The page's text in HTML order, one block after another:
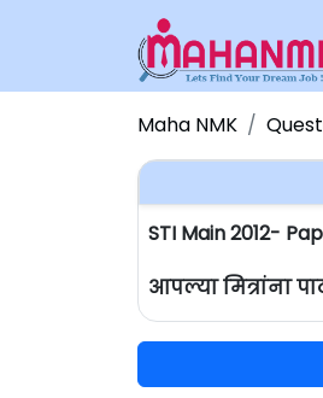
Maha NMK
STI Main 2012-
आपल्या मित्रांना